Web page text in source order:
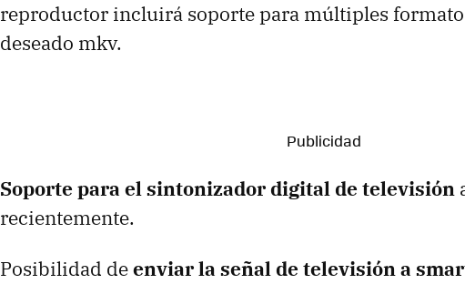
reproductor incluirá soporte para múltiples
deseado mkv.
Soporte para el sintonizador digital de televisión
recientemente.
Posibilidad deenviar la señal de televisión a